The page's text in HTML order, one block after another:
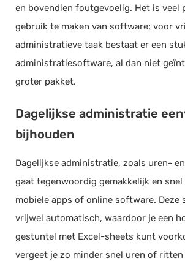
en bovendien foutgevoelig. Het is veel
gebruik te maken van software; voor
administratieve taak bestaat er een
administratiesoftware, al dan niet
groter pakket.
Dagelijkse administratie
bijhouden
Dagelijkse administratie, zoals uren-
gaat tegenwoordig gemakkelijk en
mobiele apps of online software. Deze
vrijwel automatisch, waardoor je een
gestuntel met Excel-sheets kunt
vergeet je zo minder snel uren of